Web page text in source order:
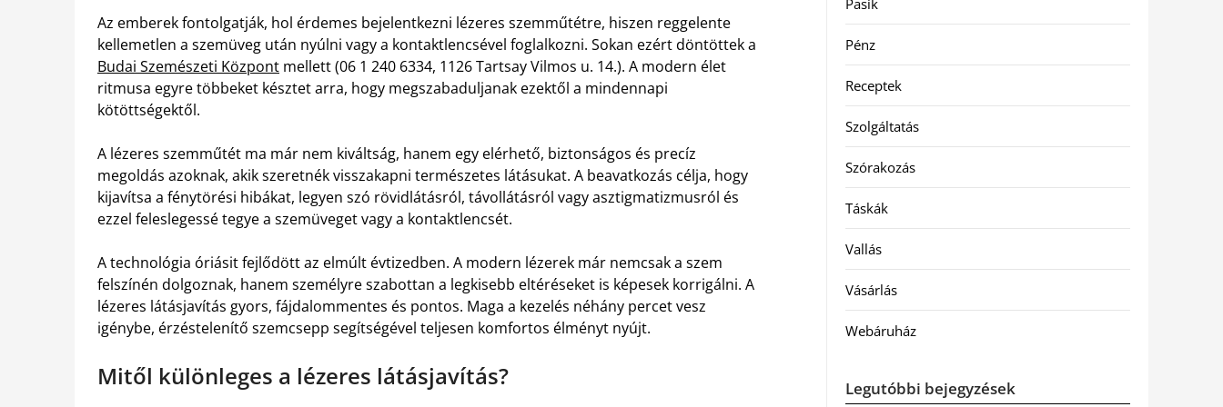
Az emberek fontolgatják, hol érdemes bejelentkezni lézeres szemműtétre, hiszen reggelente
kellemetlen a szemüveg után nyúlni vagy a kontaktlencsével foglalkozni. Sokan ezért döntöttek a
Budai Szemészeti Központ mellett (06 1 240 6334, 1126 Tartsay Vilmos u. 14.). A modern élet
ritmusa egyre többeket késztet arra, hogy megszabaduljanak ezektől a mindennapi
kötöttségektől.
A lézeres szemműtét ma már nem kiváltság, hanem egy elérhető, biztonságos és precíz
megoldás azoknak, akik szeretnék visszakapni természetes látásukat. A beavatkozás célja, hogy
kijavítsa a fénytörési hibákat, legyen szó rövidlátásról, távollátásról vagy asztigmatizmusról és
ezzel feleslegessé tegye a szemüveget vagy a kontaktlencsét.
A technológia óriásit fejlődött az elmúlt évtizedben. A modern lézerek már nemcsak a szem
felszínén dolgoznak, hanem személyre szabottan a legkisebb eltéréseket is képesek korrigálni. A
lézeres látásjavítás gyors, fájdalommentes és pontos. Maga a kezelés néhány percet vesz
igénybe, érzéstelenítő szemcsepp segítségével teljesen komfortos élményt nyújt.
Mitől különleges a lézeres látásjavítás?
Pasik
Pénz
Receptek
Szolgáltatás
Szórakozás
Táskák
Vallás
Vásárlás
Webáruház
Legutóbbi bejegyzések